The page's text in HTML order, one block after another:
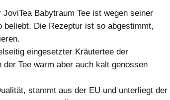
Babytraum Tee ist wegen seiner
beliebt. Die Rezeptur ist so abgestimmt,
eingesetzter Kräutertee der
Tee warm aber auch kalt genossen
stammt aus der EU und unterliegt der